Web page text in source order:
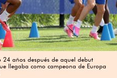
24 años después de aquel debut
llegaba como campeona de Europa